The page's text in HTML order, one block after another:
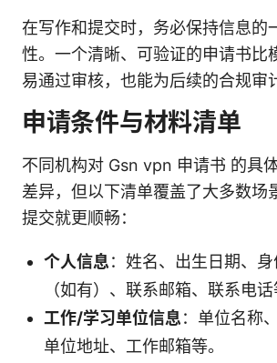
在写作和提交时，务必保持信息的
性。一个清晰、可验证的申请书比
易通过审核，也能为后续的合规审
申请条件与材料清单
不同机构对 Gsn vpn 申请书 的具
差异，但以下清单覆盖了大多数场
提交就更顺畅：
个人信息：姓名、出生日期、
（如有）、联系邮箱、联系电话
工作/学习单位信息：单位名称
单位地址、工作邮箱等。